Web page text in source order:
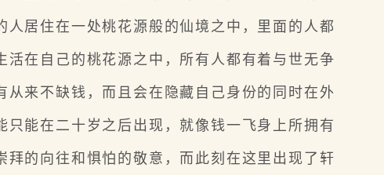
居住在一处桃花源般的仙境之中，里面的人都
在自己的桃花源之中，所有人都有着与世无争
来不缺钱，而且会在隐藏自己身份的同时在外
能在二十岁之后出现，就像钱一飞身上所拥有
的向往和惧怕的敬意，而此刻在这里出现了轩